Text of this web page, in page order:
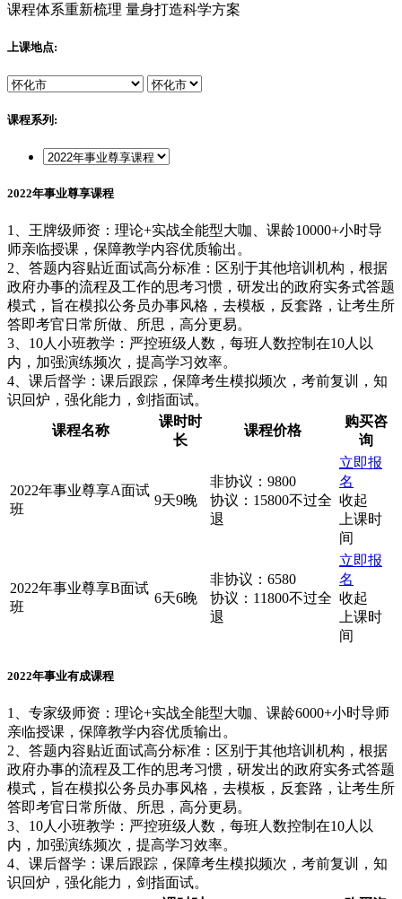
课程体系重新梳理 量身打造科学方案
上课地点:
课程系列:
2022年事业尊享课程
1、王牌级师资：理论+实战全能型大咖、课龄10000+小时导
师亲临授课，保障教学内容优质输出。
2、答题内容贴近面试高分标准：区别于其他培训机构，根据
政府办事的流程及工作的思考习惯，研发出的政府实务式答题
模式，旨在模拟公务员办事风格，去模板，反套路，让考生所
答即考官日常所做、所思，高分更易。
3、10人小班教学：严控班级人数，每班人数控制在10人以
内，加强演练频次，提高学习效率。
4、课后督学：课后跟踪，保障考生模拟频次，考前复训，知
识回炉，强化能力，剑指面试。
课程名称
课时时
长
课程价格
购买咨
询
2022年事业尊享A面试
班
9天9晚
非协议：9800
协议：15800不过全
退
立即报
名
收起
上课时
间
2022年事业尊享B面试
班
6天6晚
非协议：6580
协议：11800不过全
退
立即报
名
收起
上课时
间
2022年事业有成课程
1、专家级师资：理论+实战全能型大咖、课龄6000+小时导师
亲临授课，保障教学内容优质输出。
2、答题内容贴近面试高分标准：区别于其他培训机构，根据
政府办事的流程及工作的思考习惯，研发出的政府实务式答题
模式，旨在模拟公务员办事风格，去模板，反套路，让考生所
答即考官日常所做、所思，高分更易。
3、10人小班教学：严控班级人数，每班人数控制在10人以
内，加强演练频次，提高学习效率。
4、课后督学：课后跟踪，保障考生模拟频次，考前复训，知
识回炉，强化能力，剑指面试。